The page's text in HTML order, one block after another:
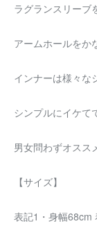
ラグランスリーブ
アームホールをか
インナーは様々な
シンプルにイケて
男女問わずオスス
【サイズ】
表記1・身幅68cm